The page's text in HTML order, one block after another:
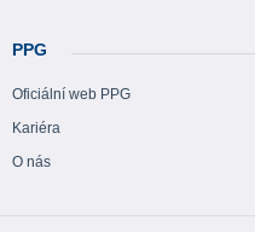
PPG
Oficiální web PPG
Kariéra
O nás